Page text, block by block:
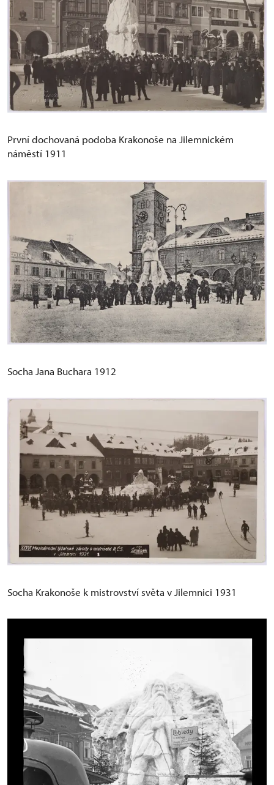
První dochovaná podoba Krakonoše na Jilemnickém
náměstí 1911
Socha Jana Buchara 1912
Socha Krakonoše k mistrovství světa v Jilemnici 1931